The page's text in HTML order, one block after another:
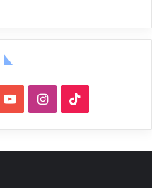
o
u
I
n
s
i
k